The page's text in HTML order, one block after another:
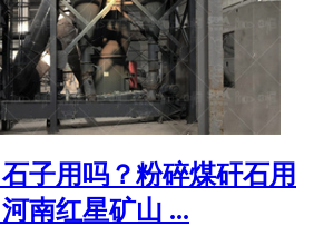
子用吗？粉碎煤矸石用
南红星矿山 ...